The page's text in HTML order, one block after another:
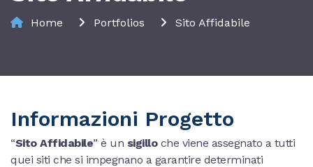
Home Portfolios Sito Affidabile
Informazioni Progetto
“Sito Affidabile” è un sigilloche viene assegnato a tutti
quei siti che si impegnano a garantire determinati